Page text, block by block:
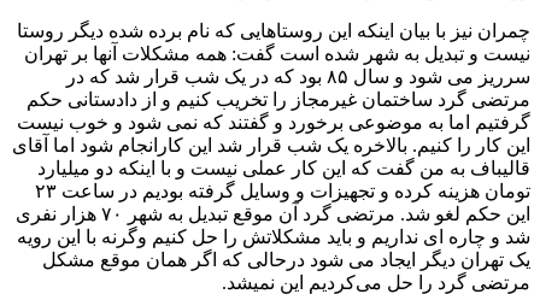
چمران نیز با بیان اینکه این روستاهایی که نام برده شده دیگر روستا
نیست و تبدیل به شهر شده است گفت: همه مشکلات آنها بر تهران
سرریز می شود و سال ۸۵ بود که در یک شب قرار شد که در
مرتضی گرد ساختمان غیرمجاز را تخریب کنیم و از دادستانی حکم
گرفتیم اما به موضوعی برخورد و گفتند که نمی شود و خوب نیست
این کار را کنیم. بالاخره یک شب قرار شد این کارانجام شود اما آقای
قالیباف به من گفت که این کار عملی نیست و با اینکه دو میلیارد
تومان هزینه کرده و تجهیزات و وسایل گرفته بودیم در ساعت ۲۳
این حکم لغو شد. مرتضی گرد آن موقع تبدیل به شهر ۷۰ هزار نفری
شد و چاره ای نداریم و باید مشکلاتش را حل کنیم وگرنه با این رویه
یک تهران دیگر ایجاد می شود درحالی که اگر همان موقع مشکل
مرتضی گرد را حل می‌کردیم این نمیشد.